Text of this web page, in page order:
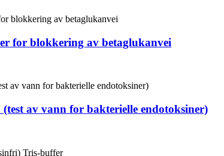
for blokkering av betaglukanvei
av vann for bakterielle endotoksiner)